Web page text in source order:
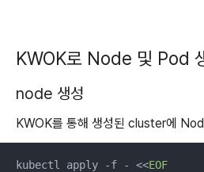
KWOK로 Node 및 Pod
node 생성
KWOK를 통해 생성된 cluster에
kubectl apply -f - <<EOF